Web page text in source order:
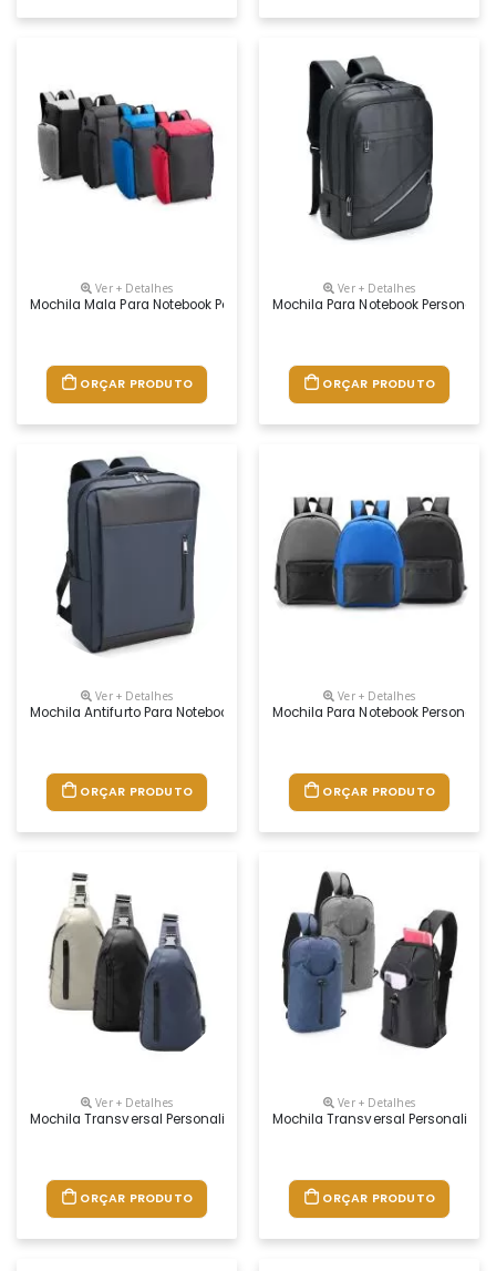
Ver + Detalhes
Mochila Mala Para Notebook Personalizada
ORÇAR PRODUTO
Ver + Detalhes
Mochila Para Notebook
ORÇAR PRODUTO
Ver + Detalhes
Mochila Antifurto Para Notebook Personalizada
ORÇAR PRODUTO
Ver + Detalhes
Mochila Para Notebook
ORÇAR PRODUTO
Ver + Detalhes
Mochila Transversal Personalizada
ORÇAR PRODUTO
Ver + Detalhes
Mochila Transversal
ORÇAR PRODUTO